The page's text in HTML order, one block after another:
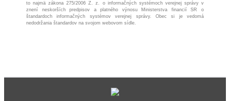
to najmä zákona 275/2006 Z. z. o informačných systémoch verejnej správy v
znení neskorších predpisov a platného výnosu Ministerstva financií SR o
štandardoch informačných systémov verejnej správy. Obec si je vedomá
nedodržania štandardov na svojom webovom sídle.